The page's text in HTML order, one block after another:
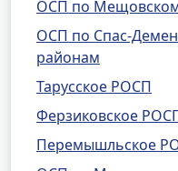
ОСП по
ОСП по Спас-
районам
Тарусское РОСП
Ферзиковское
Перемышльское